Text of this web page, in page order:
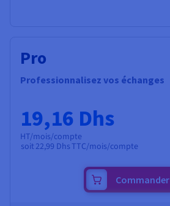
Pro
Professionnalisez vos échanges
19,16 Dhs
HT/mois/compte
soit 22,99 DhsTTC/mois/compte
Commander